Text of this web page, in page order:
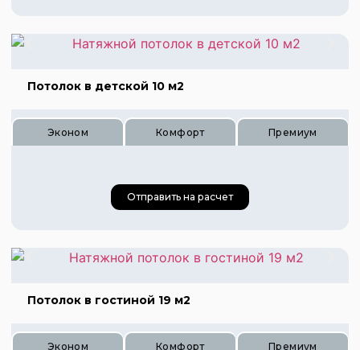
Цена 480 руб.
Цена 720 руб.
Потолок в детской 10 м2
Эконом Комфорт Премиум
Цена 350 руб.
Цена 520 руб.
Отправить на расчет
Потолок в гостиной 19 м2
Эконом Комфорт Премиум